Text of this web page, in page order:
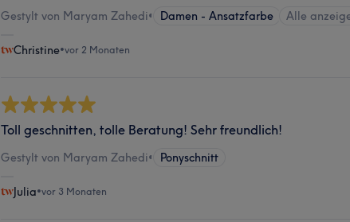
Gestylt von Maryam Zahedi• Damen - Ansatzfarbe Alle
Christine•vor 2 Monaten
Toll geschnitten, tolle Beratung! Sehr freundlich!
Gestylt von Maryam Zahedi• Ponyschnitt
Julia•vor 3 Monaten